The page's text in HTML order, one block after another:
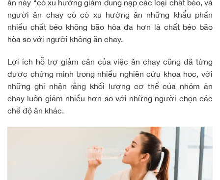
ăn này “có xu hướng giảm dung nạp các loại chất béo, và
người ăn chay có có xu hướng ăn những khẩu phần
nhiều chất béo không bão hòa đa hơn là chất béo bão
hòa so với người không ăn chay.
Lợi ích hỗ trợ giảm cân của việc ăn chay cũng đã từng
được chứng minh trong nhiều nghiên cứu khoa học, với
những ghi nhận rằng khối lượng cơ thể của nhóm ăn
chay luôn giảm nhiều hơn so với những người chọn các
chế độ ăn khác.